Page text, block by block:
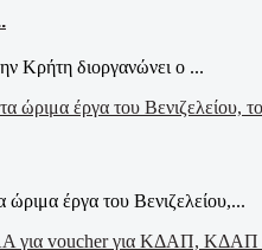
Κρήτη διοργανώνει ο ...
έργα του Βενιζελείου,...